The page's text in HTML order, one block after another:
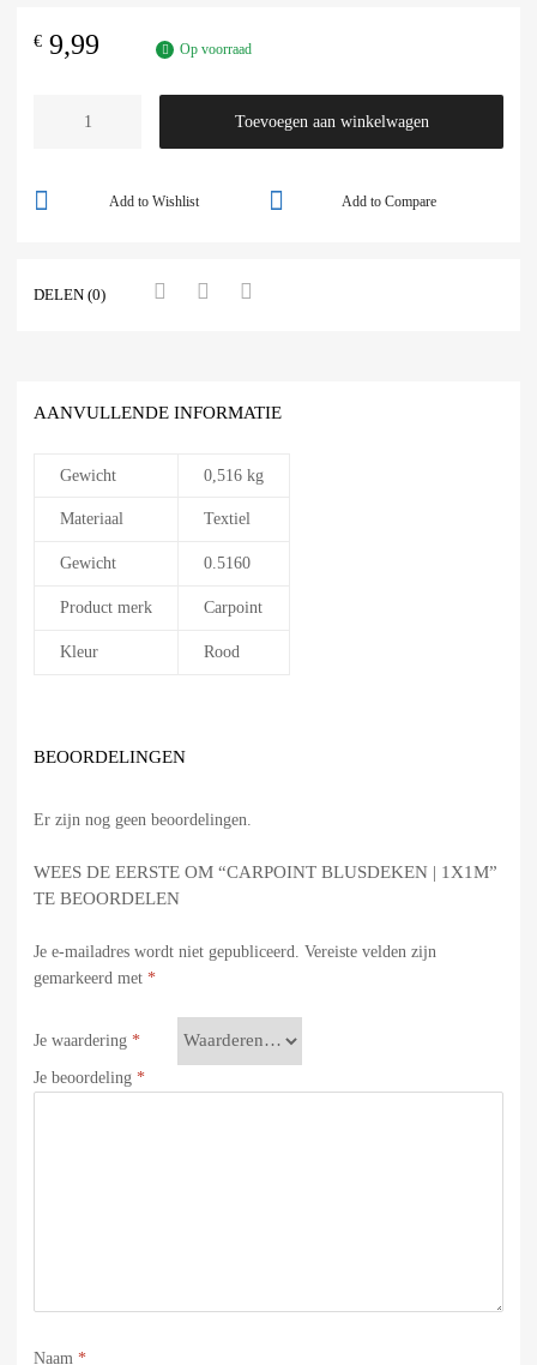
€ 9,99 Op voorraad
Toevoegen aan winkelwagen
Add to Compare
Add to Wishlist
DELEN (0)
AANVULLENDE INFORMATIE
Gewicht 0,516 kg
Materiaal Textiel
Gewicht 0.5160
Product merk Carpoint
Kleur Rood
BEOORDELINGEN
Er zijn nog geen beoordelingen.
WEES DE EERSTE OM “CARPOINT BLUSDEKEN | 1X1M”
TE BEOORDELEN
Je e-mailadres wordt niet gepubliceerd. Vereiste velden zijn
gemarkeerd met *
Je waardering *
Je beoordeling *
Naam *